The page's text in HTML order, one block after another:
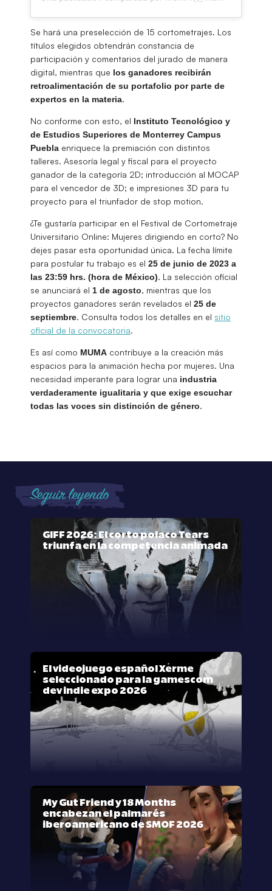
Se hará una preselección de 15 cortometrajes. Los
títulos elegidos obtendrán constancia de
participación y comentarios del jurado de manera
digital, mientras que los ganadores recibirán
retroalimentación de su portafolio por parte de
expertos en la materia.
No conforme con esto, el Instituto Tecnológico y
de Estudios Superiores de Monterrey Campus
Puebla enriquece la premiación con distintos
talleres. Asesoría legal y fiscal para el proyecto
ganador de la categoría 2D; introducción al MOCAP
para el vencedor de 3D; e impresiones 3D para tu
proyecto para el triunfador de stop motion.
¿Te gustaría participar en el Festival de Cortometraje
Universitario Online: Mujeres dirigiendo en corto? No
dejes pasar esta oportunidad única. La fecha límite
para postular tu trabajo es el 25 de junio de 2023 a
las 23:59 hrs. (hora de México). La selección oficial
se anunciará el 1 de agosto, mientras que los
proyectos ganadores serán revelados el 25 de
septiembre. Consulta todos los detalles en el sitio
oficial de la convocatoria.
Es así como MUMA contribuye a la creación más
espacios para la animación hecha por mujeres. Una
necesidad imperante para lograr una industria
verdaderamente igualitaria y que exige escuchar
todas las voces sin distinción de género.
Seguir leyendo
GIFF 2026: El corto polaco Tears
triunfa en la competencia animada
El videojuego español Xerme
seleccionado para la gamescom
dev indie expo 2026
My Gut Friend y 18 Months
encabezan el palmarés
iberoamericano de SMOF 2026